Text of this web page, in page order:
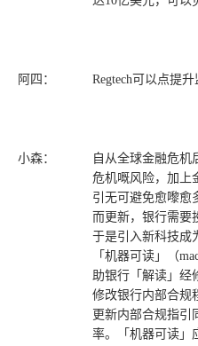
阿四： Regtech可以点提
小森：
自从全球金融危机
危机嘅风险，加上
引无可避免愈嚟愈
而更新，银行需要
于是引入新科技成
「机器可读」（
助银行「解读」经
修改银行内部合规
更新内部合规指引
率。「机器可读」